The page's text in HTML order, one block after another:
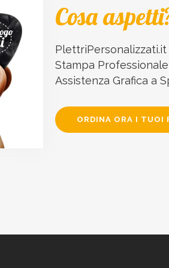
Cosa
PlettriPersonalizzati.it
Stampa
Assistenza Grafica a
ORDINA ORA I TUOI